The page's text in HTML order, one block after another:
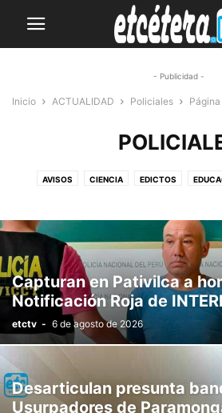
- Publicidad -
Inicio ACTUALIDAD Policiales Página
AVISOS CIENCIA EDICTOS
POLICIALES POLÍTICA PUBLICIDAD
TECNOLOGÍA
Capturan en Pativilca a
Notificación Roja de
etctv - 6 de agosto de 2026
Desarticulan presunta
Usurpadores de